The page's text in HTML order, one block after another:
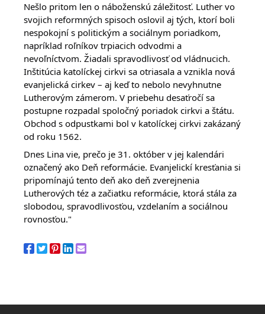
Nešlo pritom len o náboženskú záležitosť. Luther vo
svojich reformných spisoch oslovil aj tých, ktorí boli
nespokojní s politickým a sociálnym poriadkom,
napríklad roľníkov trpiacich odvodmi a
nevoľníctvom. Žiadali spravodlivosť od vládnucich.
Inštitúcia katolíckej cirkvi sa otriasala a vznikla nová
evanjelická cirkev – aj keď to nebolo nevyhnutne
Lutherovým zámerom. V priebehu desaťročí sa
postupne rozpadal spoločný poriadok cirkvi a štátu.
Obchod s odpustkami bol v katolíckej cirkvi zakázaný
od roku 1562.
Dnes Lina vie, prečo je 31. október v jej kalendári
označený ako Deň reformácie. Evanjelickí kresťania si
pripomínajú tento deň ako deň zverejnenia
Lutherových téz a začiatku reformácie, ktorá stála za
slobodou, spravodlivosťou, vzdelaním a sociálnou
rovnosťou."